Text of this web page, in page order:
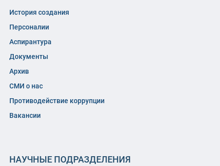
История создания
Персоналии
Аспирантура
Документы
Архив
СМИ о нас
Противодействие коррупции
Вакансии
НАУЧНЫЕ ПОДРАЗДЕЛЕНИЯ